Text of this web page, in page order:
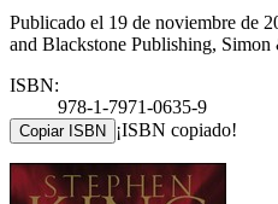
Publicado el 19 de noviembre de
and Blackstone Publishing,
ISBN:
978-1-7971-0635-9
Copiar ISBN ¡ISBN copiado!